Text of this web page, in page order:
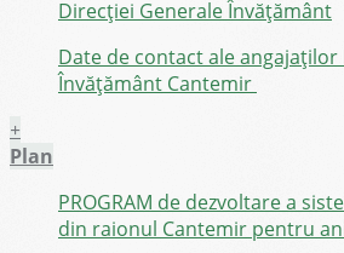
Direcției Generale Învățământ
Date de contact ale
Învăţământ Cantemir
+
Plan
PROGRAM de dezvoltare a
din raionul Cantemir pentru